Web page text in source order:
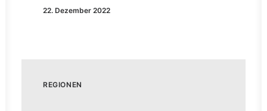
22. Dezember 2022
REGIONEN